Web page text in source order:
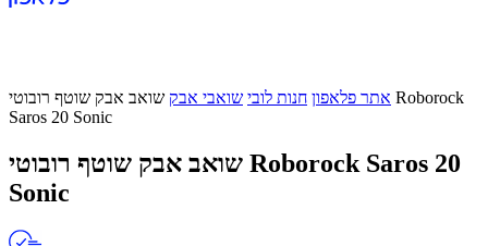
אתר פלאפון חנות לובי שואבי אבק שואב אבק שוטף רובוטי Roborock
Saros 20 Sonic
שואב אבק שוטף רובוטי Roborock Saros 20
Sonic